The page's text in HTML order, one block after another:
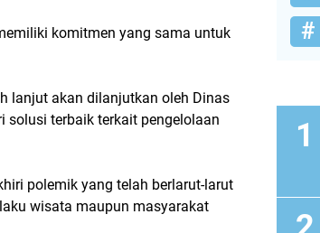
komitmen yang sama untuk
lanjut akan dilanjutkan oleh Dinas
solusi terbaik terkait pengelolaan
polemik yang telah berlarut-larut
wisata maupun masyarakat